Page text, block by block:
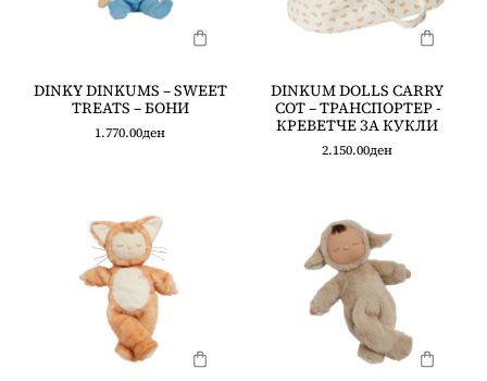
DINKY DINKUMS – SWEET
TREATS – БОНИ
1.770.00ден
DINKUM DOLLS CARRY
COT – ТРАНСПОРТЕР -
КРЕВЕТЧЕ ЗА КУКЛИ
2.150.00ден